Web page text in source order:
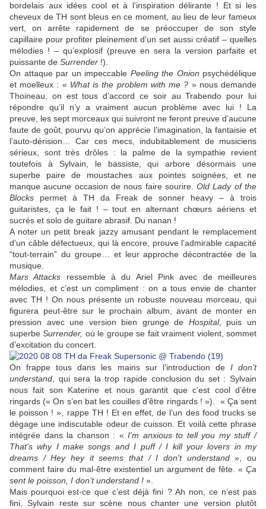
bordelais aux idées cool et à l’inspiration délirante ! Et si les
cheveux de TH sont bleus en ce moment, au lieu de leur fameux
vert, on arrête rapidement de se préoccuper de son style
capillaire pour profiter pleinement d’un set aussi créatif – quelles
mélodies ! – qu’explosif (preuve en sera la version parfaite et
puissante de Surrender !).
On attaque par un impeccable Peeling the Onion psychédélique
et moelleux : « What is the problem with me ? » nous demande
Thoineau, on est tous d’accord ce soir au Trabendo pour lui
répondre qu’il n’y a vraiment aucun problème avec lui ! La
preuve, les sept morceaux qui suivront ne feront preuve d’aucune
faute de goût, pourvu qu’on apprécie l’imagination, la fantaisie et
l’auto-dérision… Car ces mecs, indubitablement de musiciens
sérieux, sont très drôles : la palme de la sympathie revient
toutefois à Sylvain, le bassiste, qui arbore désormais une
superbe paire de moustaches aux pointes soignées, et ne
manque aucune occasion de nous faire sourire.Old Lady of the
Blocks permet à TH da Freak de sonner heavy – à trois
guitaristes, ça le fait ! – tout en alternant chœurs aériens et
sucrés et solo de guitare abrasif. Du nanan !
A noter un petit break jazzy amusant pendant le remplacement
d’un câble défectueux, qui là encore, prouve l’admirable capacité
“tout-terrain” du groupe… et leur approche décontractée de la
musique.
Mars Attacks ressemble à du Ariel Pink avec de meilleures
mélodies, et c’est un compliment : on a tous envie de chanter
avec TH ! On nous présente un robuste nouveau morceau, qui
figurera peut-être sur le prochain album, avant de monter en
pression avec une version bien grunge de Hospital, puis un
superbeSurrender, où le groupe se fait vraiment violent, sommet
d’excitation du concert.
On frappe tous dans les mains sur l’introduction de I don’t
understand , qui sera la trop rapide conclusion du set : Sylvain
nous fait son Katerine et nous garantit que c’est cool d’être
ringards (« On s’en bat les couilles d’être ringards ! »). « Ça sent
le poisson ! », rappe TH ! Et en effet, de l’un des food trucks se
dégage une indiscutable odeur de cuisson. Et voilà cette phrase
intégrée dans la chanson : «I'm anxious to tell you my stuff /
That's why I make songs and I puff / I kill your lovers in my
dreams / Hey hey it seems that / I don't understand», ou
comment faire du mal-être existentiel un argument de fête. « Ça
sent le poisson, I don’t understand ! ».
Mais pourquoi est-ce que c’est déjà fini ? Ah non, ce n’est pas
fini, Sylvain reste sur scène nous chanter une version plutôt